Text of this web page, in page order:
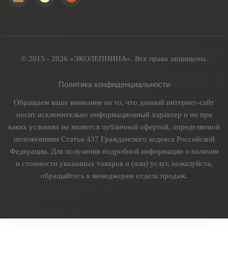
© 2015 - 2026 «ЭКОЛЕПНИНА». Все права защищены.
Политика конфиденциальности
Обращаем ваше внимание на то, что данный интернет-сайт
носит исключительно информационный характер и ни при
каких условиях не является публичной офертой, определяемой
положениями Статьи 437 Гражданского кодекса Российской
Федерации. Для получения подробной информации о наличии
и стоимости указанных товаров и (или) услуг, пожалуйста,
обращайтесь к менеджерам отдела продаж.